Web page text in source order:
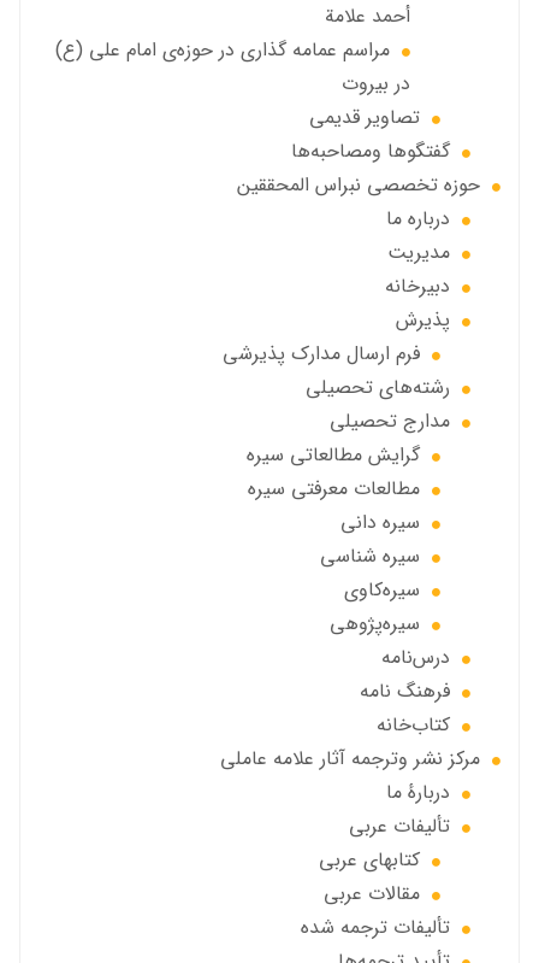
أحمد علامة
مراسم عمامه گذاری در حوزه‌ی امام علی (ع)
در بیروت
تصاویر قديمي
گفتگوها ومصاحبه‌ها
حوزه تخصصی نبراس المحققین
درباره ما
مديريت
دبيرخانه
پذيرش
فرم ارسال مدارك پذيرشى
رشته‌هاي تحصيلي
مدارج تحصیلی
گرايش مطالعاتي سیره
مطالعات معرفتی سیره
سیره دانی
سیره شناسی
سیره‌کاوی
سیره‌پژوهی
درس‌نامه
فرهنگ نامه
کتاب‌خانه
مركز نشر وترجمه آثار علامه عاملی
دربارهٔ ما
تألیفات عربی
کتابهای عربی
مقالات عربی
تألیفات ترجمه شده